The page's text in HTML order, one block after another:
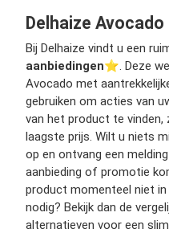
Delhaize
Bij Delhaize vindt u een
aanbiedingen⭐️. Deze
Avocado met
gebruiken om acties van
van het product te vinden,
laagste prijs. Wilt u niets
op en ontvang een
aanbieding of promotie
product momenteel niet
nodig? Bekijk dan de
alternatieven voor een